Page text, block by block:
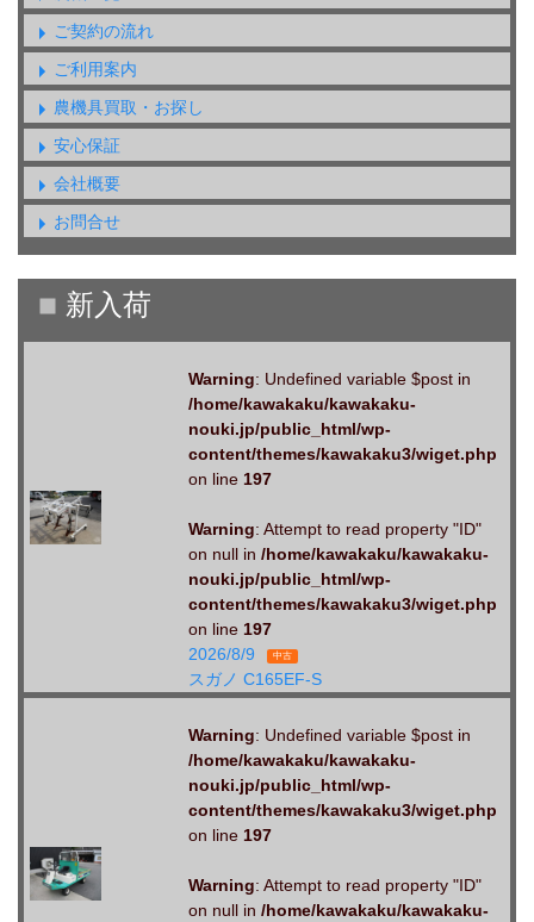
ご契約の流れ
ご利用案内
農機具買取・お探し
安心保証
会社概要
お問合せ
Warning: Undefined variable $post in
/home/kawakaku/kawakaku-
nouki.jp/public_html/wp-
content/themes/kawakaku3/wiget.php
on line 197
Warning: Attempt to read property "ID"
on null in /home/kawakaku/kawakaku-
nouki.jp/public_html/wp-
content/themes/kawakaku3/wiget.php
on line 197
2026/8/9
中古
スガノ C165EF-S
Warning: Undefined variable $post in
/home/kawakaku/kawakaku-
nouki.jp/public_html/wp-
content/themes/kawakaku3/wiget.php
on line 197
Warning: Attempt to read property "ID"
on null in /home/kawakaku/kawakaku-